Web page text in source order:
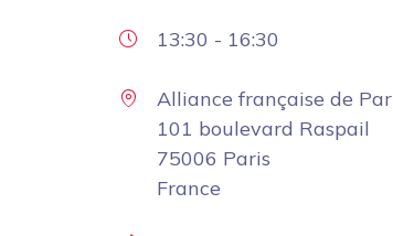
13:30 - 16:30
Alliance française de
101 boulevard Raspail
75006 Paris
France